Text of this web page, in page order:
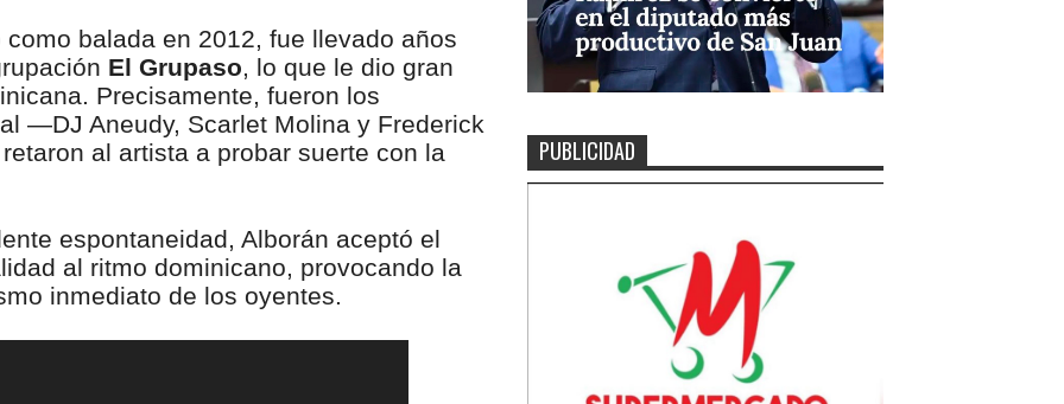
balada en 2012, fue llevado años
El Grupaso, lo que le dio gran
Precisamente, fueron los
—DJ Aneudy, Scarlet Molina y Frederick
al artista a probar suerte con la
espontaneidad, Alborán aceptó el
al ritmo dominicano, provocando la
inmediato de los oyentes.
PUBLICIDAD